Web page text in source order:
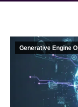
Generative Engine